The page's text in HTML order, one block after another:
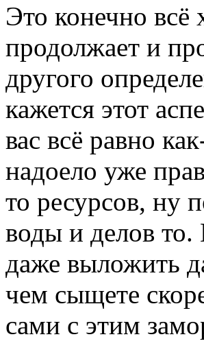
Это конечно всё
продолжает и
другого
кажется этот
вас всё равно
надоело уже
то ресурсов, ну
воды и делов то.
даже выложить
чем сыщете
сами с этим